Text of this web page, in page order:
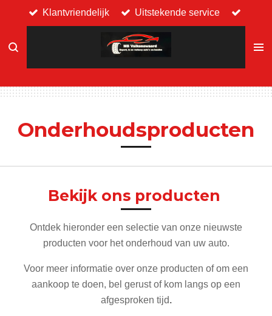
direct
naar
Klantvriendelijk Uitstekende service
Onderhoudsproducten
Bekijk ons producten
Ontdek hieronder een selectie van onze nieuwste
producten voor het onderhoud van uw auto.
Voor meer informatie over onze producten of om een
aankoop te doen, bel gerust of kom langs op een
afgesproken tijd.